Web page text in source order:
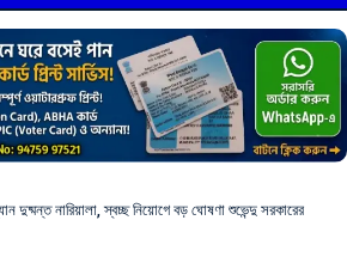
দুষ্মন্ত নারিয়ালা, স্বচ্ছ নিয়োগে বড় ঘোষণা শুভেন্দু সরকারের